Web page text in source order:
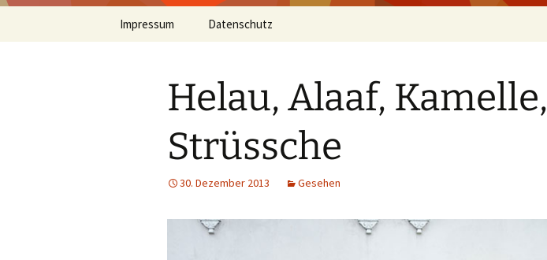
Inhalt
Impressum Datenschutz
Helau, Alaaf, Kamelle,
Strüssche
30. Dezember 2013 Gesehen